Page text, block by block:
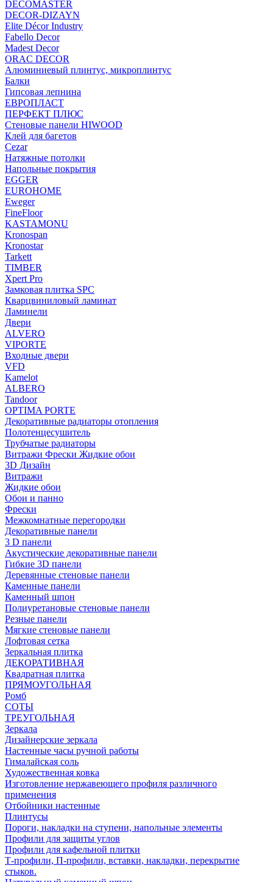
DECOMASTER
DECOR-DIZAYN
Elite Décor Industry
Fabello Decor
Madest Decor
ORAC DECOR
Алюминиевый плинтус, микроплинтус
Балки
Гипсовая лепнина
ЕВРОПЛАСТ
ПЕРФЕКТ ПЛЮС
Стеновые панели HIWOOD
Клей для багетов
Cezar
Натяжные потолки
Напольные покрытия
EGGER
EUROHOME
Eweger
FineFloor
KASTAMONU
Kronospan
Kronostar
Tarkett
TIMBER
Xpert Pro
Замковая плитка SPC
Кварцвиниловый ламинат
Ламинели
Двери
ALVERO
VIPORTE
Входные двери
VFD
Kamelot
ALBERO
Tandoor
OPTIMA PORTE
Декоративные радиаторы отопления
Полотенцесушитель
Трубчатые радиаторы
Витражи Фрески Жидкие обои
3D Дизайн
Витражи
Жидкие обои
Обои и панно
Фрески
Межкомнатные перегородки
Декоративные панели
3 D панели
Акустические декоративные панели
Гибкие 3D панели
Деревянные стеновые панели
Каменные панели
Каменный шпон
Полиуретановые стеновые панели
Резные панели
Мягкие стеновые панели
Лофтовая сетка
Зеркальная плитка
ДЕКОРАТИВНАЯ
Квадратная плитка
ПРЯМОУГОЛЬНАЯ
Ромб
СОТЫ
ТРЕУГОЛЬНАЯ
Зеркала
Дизайнерские зеркала
Настенные часы ручной работы
Гималайская соль
Художественная ковка
Изготовление нержавеющего профиля различного
применения
Отбойники настенные
Плинтусы
Пороги, накладки на ступени, напольные элементы
Профили для защиты углов
Профили для кафельной плитки
Т-профили, П-профили, вставки, накладки, перекрытие
стыков.